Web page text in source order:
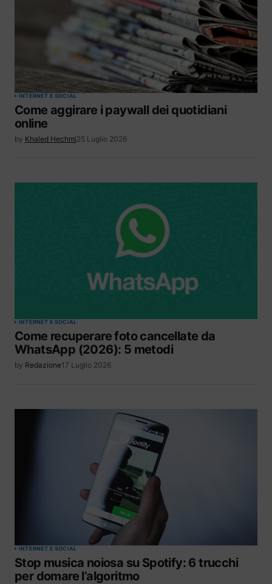
INTERNET E SOCIAL
Come aggirare i paywall dei quotidiani
online
by Khaled Hechmi25 Luglio 2026
INTERNET E SOCIAL
Come recuperare foto cancellate da
WhatsApp (2026): 5 metodi
by Redazione17 Luglio 2026
INTERNET E SOCIAL
Stop musica noiosa su Spotify: 6 trucchi
per domare l’algoritmo